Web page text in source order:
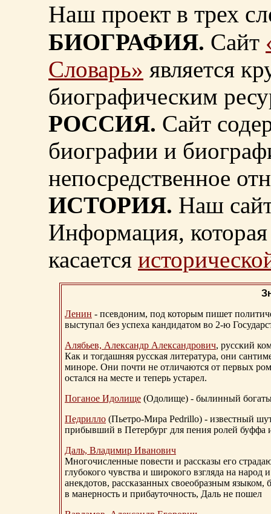
Наш проект в трех
БИОГРАФИЯ. Сайт
Словарь» является
биографическим
РОССИЯ. Сайт
биографии и
непосредственное
ИСТОРИЯ. Наш
Информация, которая
касается
Ленин - псевдоним, под которым пишет
выступал без успеха кандидатом во 2-ю
Алябьев, Александр Александрович, русский
Как и тогдашняя русская литература, они
миноре. Они почти не отличаются от первых
остался на месте и теперь устарел.
Поганое Идолище (Одолище) - былинный
Педрилло (Пьетро-Мира Pedrillo) - известный
прибывший в Петербург для пения ролей буффа
Даль, Владимир Иванович
Многочисленные повести и рассказы его
глубокого чувства и широкого взгляда на
анекдотов, рассказанных своеобразным
в манерность и прибауточность, Даль не пошел